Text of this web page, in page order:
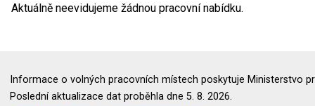
Aktuálně neevidujeme žádnou pracovní nabídku.
Informace o volných pracovních místech poskytuje Ministerstvo
Poslední aktualizace dat proběhla dne 5. 8. 2026.